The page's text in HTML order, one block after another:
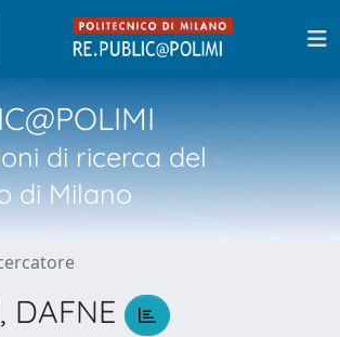
di ricerca del
di Milano
DAFNE